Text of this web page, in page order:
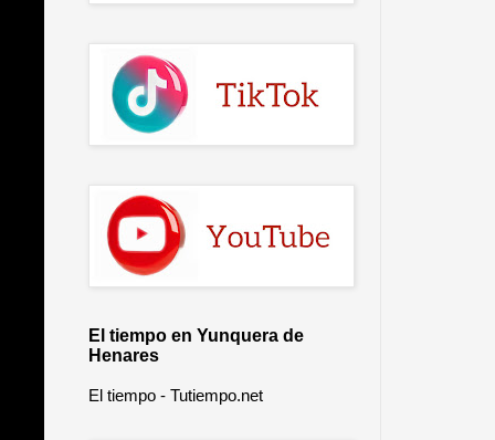
El tiempo en Yunquera de
Henares
El tiempo - Tutiempo.net